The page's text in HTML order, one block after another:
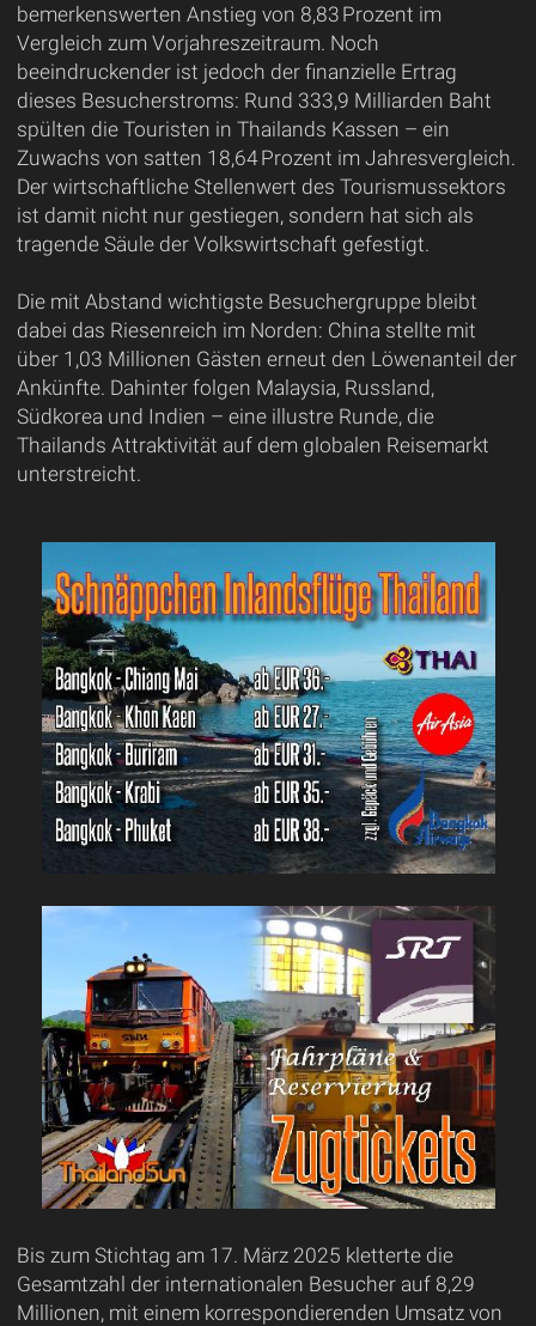
bemerkenswerten Anstieg von 8,83 Prozent im
Vergleich zum Vorjahreszeitraum. Noch
beeindruckender ist jedoch der finanzielle Ertrag
dieses Besucherstroms: Rund 333,9 Milliarden Baht
spülten die Touristen in Thailands Kassen – ein
Zuwachs von satten 18,64 Prozent im Jahresvergleich.
Der wirtschaftliche Stellenwert des Tourismussektors
ist damit nicht nur gestiegen, sondern hat sich als
tragende Säule der Volkswirtschaft gefestigt.
Die mit Abstand wichtigste Besuchergruppe bleibt
dabei das Riesenreich im Norden: China stellte mit
über 1,03 Millionen Gästen erneut den Löwenanteil der
Ankünfte. Dahinter folgen Malaysia, Russland,
Südkorea und Indien – eine illustre Runde, die
Thailands Attraktivität auf dem globalen Reisemarkt
unterstreicht.
Bis zum Stichtag am 17. März 2025 kletterte die
Gesamtzahl der internationalen Besucher auf 8,29
Millionen, mit einem korrespondierenden Umsatz von